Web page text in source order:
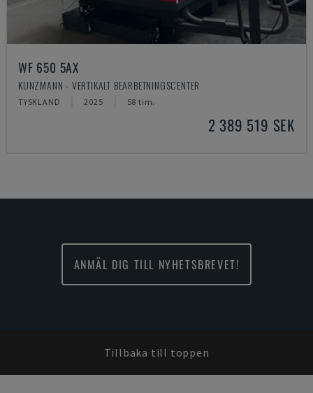
WF 650 5AX
KUNZMANN - VERTIKALT BEARBETNINGSCENTER
TYSKLAND 2025 58 tim.
2 389 519 SEK
ANMÄL DIG TILL NYHETSBREVET!
Tillbaka till toppen